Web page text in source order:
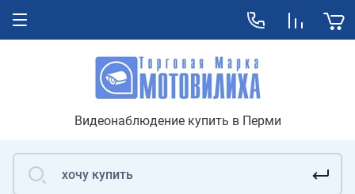
Видеонаблюдение купить в Перми